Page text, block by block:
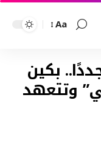
Font
Aa
بكين
وتتعهد